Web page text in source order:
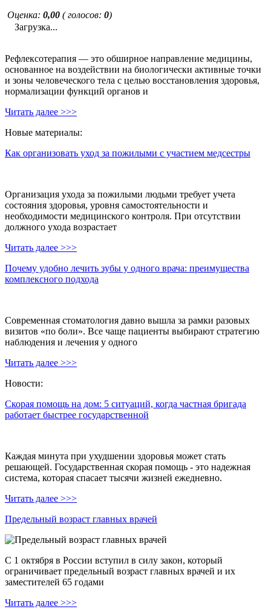
Оценка: 0,00 ( голосов: 0)
Загрузка...
Рефлексотерапия — это обширное направление медицины,
основанное на воздействии на биологически активные точки
и зоны человеческого тела с целью восстановления здоровья,
нормализации функций органов и
Читать далее >>>
Новые материалы:
Как организовать уход за пожилыми с участием медсестры
Организация ухода за пожилыми людьми требует учета
состояния здоровья, уровня самостоятельности и
необходимости медицинского контроля. При отсутствии
должного ухода возрастает
Читать далее >>>
Почему удобно лечить зубы у одного врача: преимущества
комплексного подхода
Современная стоматология давно вышла за рамки разовых
визитов «по боли». Все чаще пациенты выбирают стратегию
наблюдения и лечения у одного
Читать далее >>>
Новости:
Скорая помощь на дом: 5 ситуаций, когда частная бригада
работает быстрее государственной
Каждая минута при ухудшении здоровья может стать
решающей. Государственная скорая помощь - это надежная
система, которая спасает тысячи жизней ежедневно.
Читать далее >>>
Предельный возраст главных врачей
С 1 октября в России вступил в силу закон, который
ограничивает предельный возраст главных врачей и их
заместителей 65 годами
Читать далее >>>